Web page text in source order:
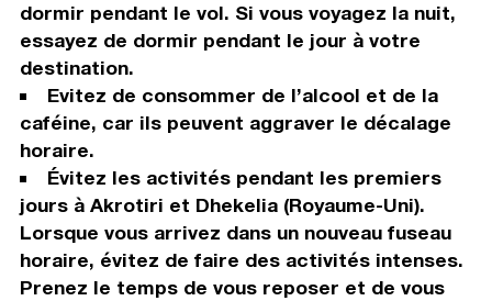
dormir pendant le vol. Si vous voyagez la nuit,
essayez de dormir pendant le jour à votre
destination.
Evitez de consommer de l’alcool et de la
caféine, car ils peuvent aggraver le décalage
horaire.
Évitez les activités pendant les premiers
jours à Akrotiri et Dhekelia (Royaume-Uni).
Lorsque vous arrivez dans un nouveau fuseau
horaire, évitez de faire des activités intenses.
Prenez le temps de vous reposer et de vous